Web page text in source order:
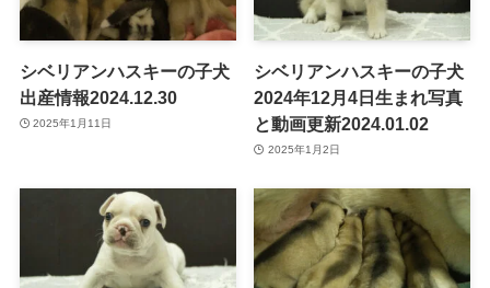
シベリアンハスキーの子犬
出産情報2024.12.30
2025年1月11日
シベリアンハスキーの子犬
2024年12月4日生まれ写真
と動画更新2024.01.02
2025年1月2日